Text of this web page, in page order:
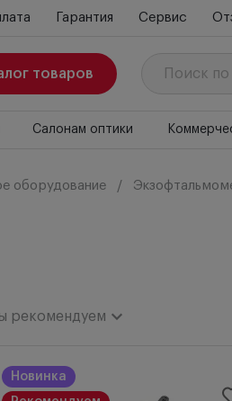
Гарантия Сервис
товаров
Салонам оптики
оборудование
рекомендуем
Новинки
Новинка